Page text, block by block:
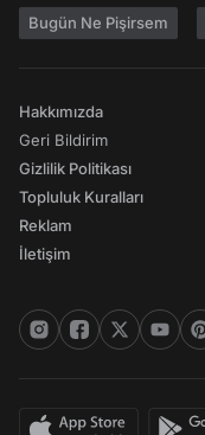
Bugün Ne Pişirsem
Hakkımızda
Geri Bildirim
Gizlilik Politikası
Topluluk Kuralları
Reklam
İletişim